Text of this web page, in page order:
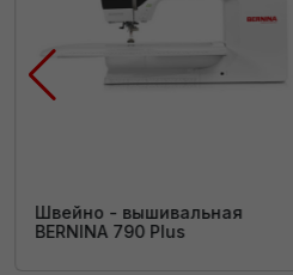
Швейно - вышивальная
BERNINA 790 Plus